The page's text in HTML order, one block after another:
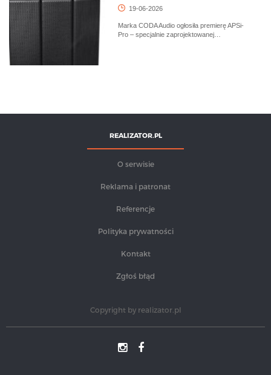
19-06-2026
Marka CODA Audio ogłosiła premierę APSi-
Pro – specjalnie zaprojektowanej…
REALIZATOR.PL
O serwisie
Reklama i patronat
Referencje
Polityka prywatności
Kontakt
Zgłoś błąd
Copyright by realizator.pl